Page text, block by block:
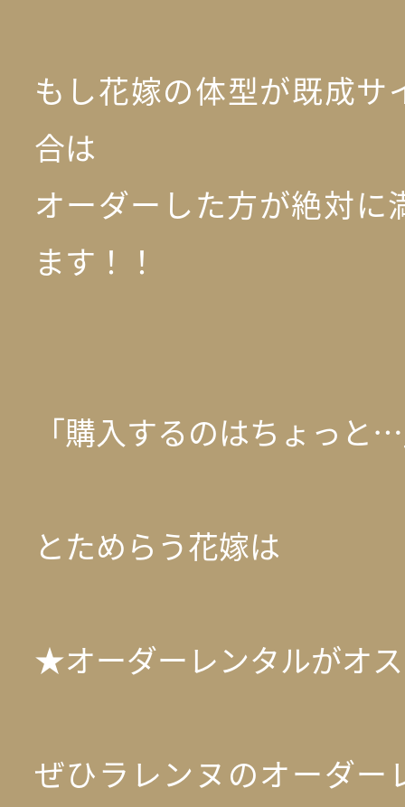
もし花嫁の体型が既成サ
合は
オーダーした方が絶対に
ます！！
「購入するのはちょっと
とためらう花嫁は
★オーダーレンタルがオ
ぜひラレンヌのオーダー